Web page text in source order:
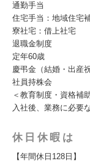
通勤手当
住宅手当：地域住宅
寮社宅：借上社宅
退職金制度
定年60歳
慶弔金（結婚・出産
社員持株会
＜教育制度・資格補
入社後、業務に必要
休日休暇は
【年間休⽇128⽇】